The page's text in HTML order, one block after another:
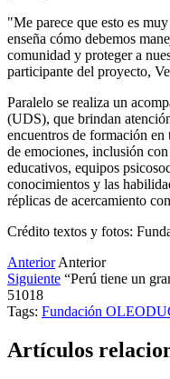
"Me parece que esto es
enseña cómo debemos
comunidad y proteger a
participante del proyecto,
Paralelo se realiza un
(UDS), que brindan
encuentros de formación
de emociones, inclusión
educativos, equipos
conocimientos y las
réplicas de acercamiento
Crédito textos y fotos:
Anterior Anterior
Siguiente “Perú tiene un
51018
Tags: Fundación
Artículos